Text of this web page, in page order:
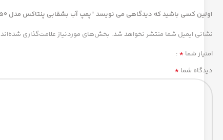
اولین کسی باشید که دیدگاهی می نویسد “پمپ آب بشقابی پنتاکس مدل CHT550”
نشانی ایمیل شما منتشر نخواهد شد. بخش‌های موردنیاز علامت‌گذاری شده‌اند
امتیاز شما *
دیدگاه شما *